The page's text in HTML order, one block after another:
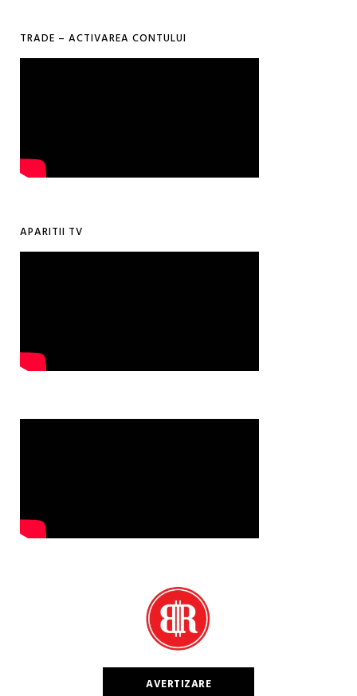
TRADE – ACTIVAREA CONTULUI
APARITII TV
AVERTIZARE